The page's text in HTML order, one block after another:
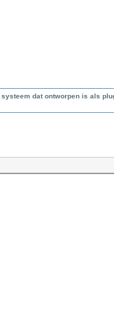
dat ontworpen is als